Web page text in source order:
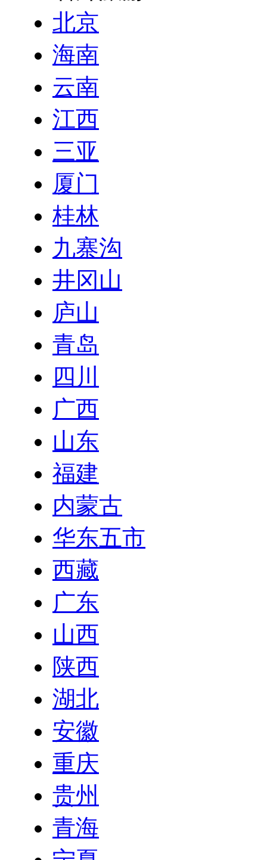
北京
海南
云南
江西
三亚
厦门
桂林
九寨沟
井冈山
庐山
青岛
四川
广西
山东
福建
内蒙古
华东五市
西藏
广东
山西
陕西
湖北
安徽
重庆
贵州
青海